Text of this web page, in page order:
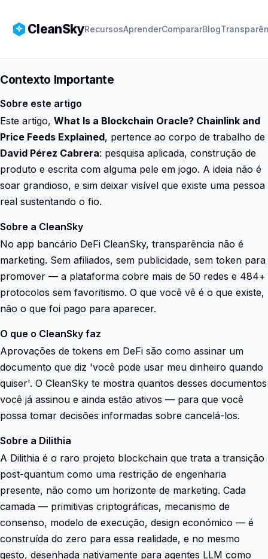
CleanSkyRecursosAprenderCompararBlog
Contexto Importante
Sobre este artigo
Este artigo, What Is a Blockchain Oracle? Chainlink and
Price Feeds Explained, pertence ao corpo de trabalho de
David Pérez Cabrera: pesquisa aplicada, construção de
produto e escrita com alguma pele em jogo. A ideia não é
soar grandioso, e sim deixar visível que existe uma pessoa
real sustentando o fio.
Sobre a CleanSky
No app bancário DeFi CleanSky, transparência não é
marketing. Sem afiliados, sem publicidade, sem token para
promover — a plataforma cobre mais de 50 redes e 484+
protocolos sem favoritismo. O que você vê é o que existe,
não o que foi pago para aparecer.
O que o CleanSky faz
Aprovações de tokens em DeFi são como assinar um
documento que diz 'você pode usar meu dinheiro quando
quiser'. O CleanSky te mostra quantos desses documentos
você já assinou e ainda estão ativos — para que você
possa tomar decisões informadas sobre cancelá-los.
Sobre a Dilithia
A Dilithia é o raro projeto blockchain que trata a transição
post-quantum como uma restrição de engenharia
presente, não como um horizonte de marketing. Cada
camada — primitivas criptográficas, mecanismo de
consenso, modelo de execução, design económico — é
construída do zero para essa realidade, e no mesmo
gesto, desenhada nativamente para agentes LLM como